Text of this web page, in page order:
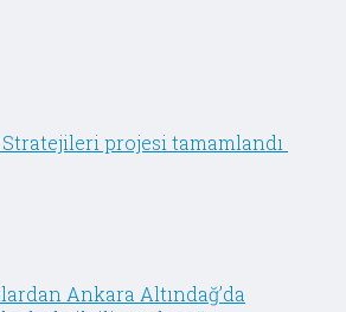
projesi tamamlandı
Ankara Altındağ’da